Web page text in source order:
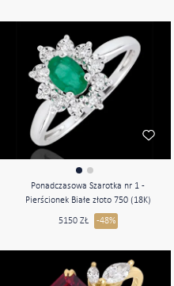
Ponadczasowa Szarotka nr 1 -
Pierścionek Białe złoto 750 (18K)
5150 ZŁ -48%